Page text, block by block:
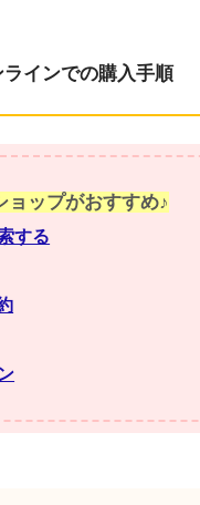
インでの購入手順
ョップがおすすめ♪
する